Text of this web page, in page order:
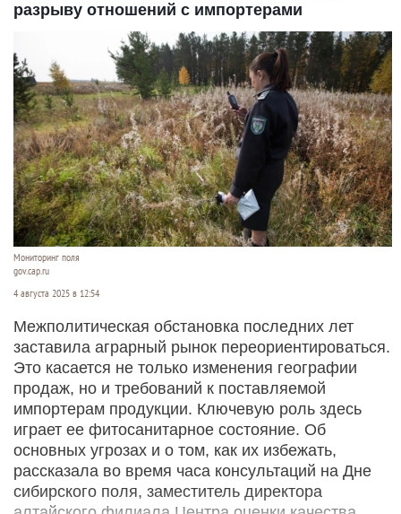
разрыву отношений с импортерами
Мониторинг поля
gov.cap.ru
4 августа 2025 в 12:54
Межполитическая обстановка последних лет
заставила аграрный рынок переориентироваться.
Это касается не только изменения географии
продаж, но и требований к поставляемой
импортерам продукции. Ключевую роль здесь
играет ее фитосанитарное состояние. Об
основных угрозах и о том, как их избежать,
рассказала во время часа консультаций на Дне
сибирского поля, заместитель директора